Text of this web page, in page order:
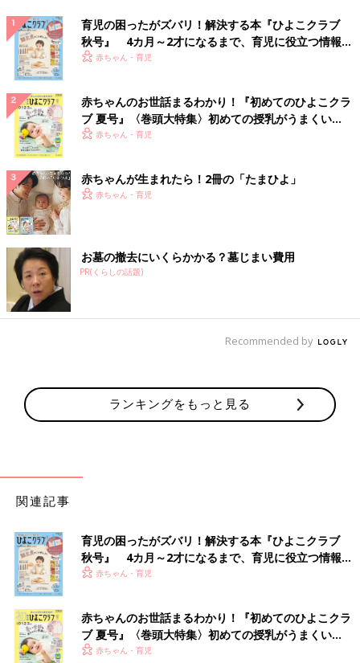
甘めが苦手でもチャレンジしやすい！小ぶりなハー
ト柄の裏毛トレーナー
tsuru_tsuru_twinsさんがゲットしたのは、しまむら
「moffystella.（モッフィーステラ）」の裏毛トレーナー。こち
らはハート柄ですが、小ぶりのハート柄で色味も控えめなので、
「甘すぎるのが苦手」という人にもぴったり！トレンドライクな
ビッグシルエットなのも嬉しいですね♪ 色味はくすみがかったグ
リーンで、ブラウンやベージュ、ブラックなどの秋カラーとも相
性バツグン◎
育児の困ったがズバリ！解決する本『ひよこクラブ
秋号』 4カ月～2才になるまで、育児に役立つ情報が
いっぱい！
赤ちゃん・育児
赤ちゃんのお世話まるわかり！『初めてのひよこクラ
ブ 夏号』〈巻頭大特集〉初めての授乳がうまくい
く！ おっぱい・ミルクの基本と夏のトラブル 解決テ
赤ちゃん・育児
赤ちゃんが生まれたら！2冊の「たまひよ」
赤ちゃん・育児
お墓の撤去にいくらかかる？墓じまい費用
PR(くらしの話題)
Recommended by
ランキングをもっと見る
関連記事
育児の困ったがズバリ！解決する本『ひよこクラブ
秋号』 4カ月～2才になるまで、育児に役立つ情報が
いっぱい！
赤ちゃん・育児
赤ちゃんのお世話まるわかり！『初めてのひよこクラ
ブ 夏号』〈巻頭大特集〉初めての授乳がうまくい
く！ おっぱい・ミルクの基本と夏のトラブル 解決テ
赤ちゃん・育児